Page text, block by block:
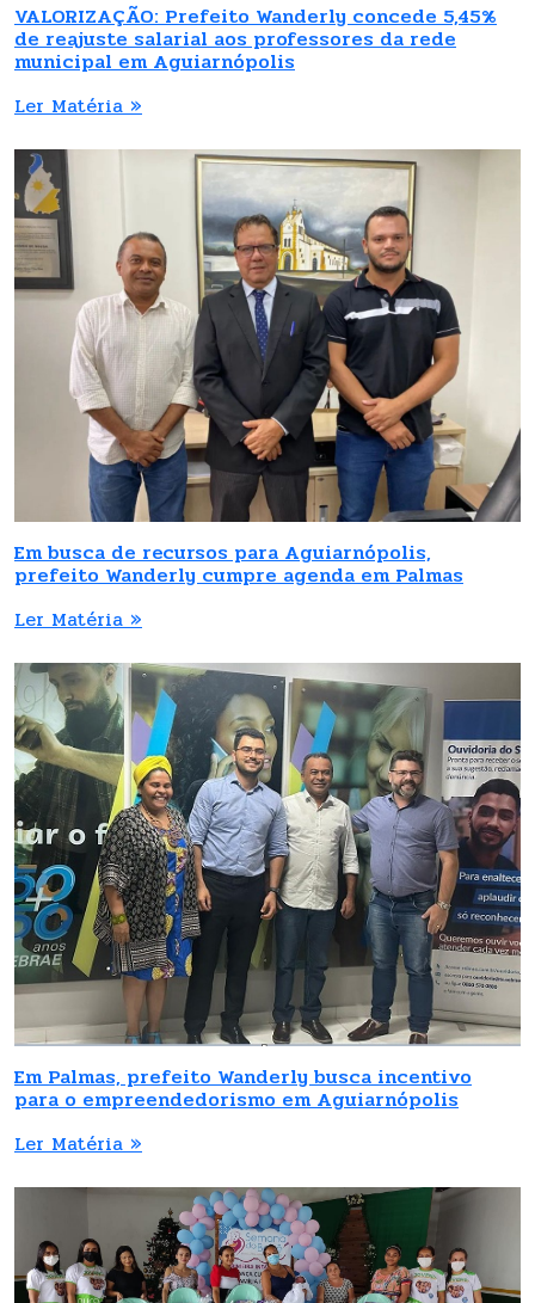
VALORIZAÇÃO: Prefeito Wanderly concede 5,45%
de reajuste salarial aos professores da rede
municipal em Aguiarnópolis
Ler Matéria »
Em busca de recursos para Aguiarnópolis,
prefeito Wanderly cumpre agenda em Palmas
Ler Matéria »
Em Palmas, prefeito Wanderly busca incentivo
para o empreendedorismo em Aguiarnópolis
Ler Matéria »